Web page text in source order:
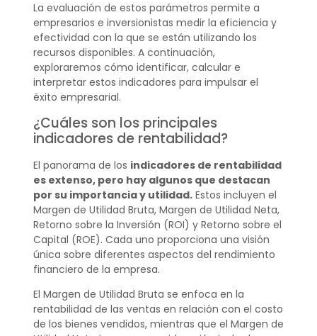
La evaluación de estos parámetros permite a
empresarios e inversionistas medir la eficiencia y
efectividad con la que se están utilizando los
recursos disponibles. A continuación,
exploraremos cómo identificar, calcular e
interpretar estos indicadores para impulsar el
éxito empresarial.
¿Cuáles son los principales
indicadores de rentabilidad?
El panorama de los indicadores de rentabilidad
es extenso, pero hay algunos que destacan
por su importancia y utilidad.Estos incluyen el
Margen de Utilidad Bruta, Margen de Utilidad Neta,
Retorno sobre la Inversión (ROI) y Retorno sobre el
Capital (ROE). Cada uno proporciona una visión
única sobre diferentes aspectos del rendimiento
financiero de la empresa.
El Margen de Utilidad Bruta se enfoca en la
rentabilidad de las ventas en relación con el costo
de los bienes vendidos, mientras que el Margen de